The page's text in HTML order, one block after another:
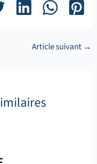
Article suivant →